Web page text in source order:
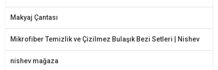
Makyaj Çantası
Mikrofiber Temizlik ve Çizilmez Bulaşık Bezi Setleri | Nishev
nishev mağaza